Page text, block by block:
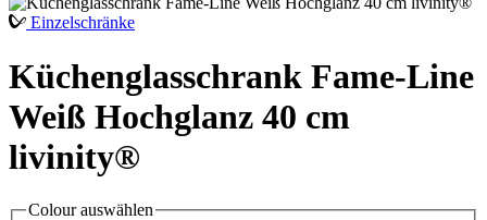
Einzelschränke
Küchenglasschrank Fame-Line
Weiß Hochglanz 40 cm
livinity®
Colourauswählen